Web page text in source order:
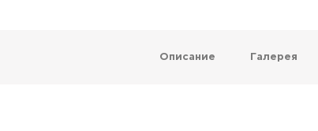
Описание Галерея